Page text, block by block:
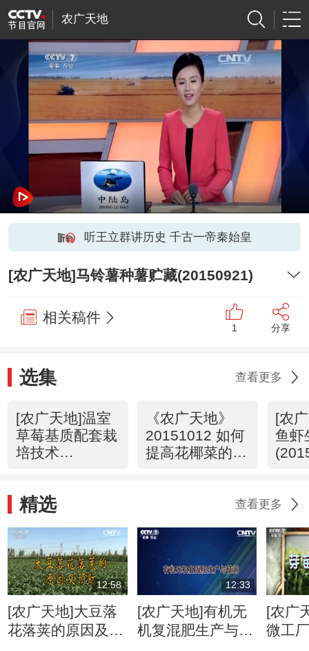
农广天地
听王立群讲历史 千古一帝秦始皇
[农广天地]马铃薯种薯贮藏(20150921)
相关稿件
1 分享
选集 查看更多
[农广天地]温室
草莓基质配套栽
培技术
《农广天地》
20151012 如何
提高花椰菜的商
[农
鱼虾
精选 查看更多
12:58
[农广天地]大豆落
花落荚的原因及预
12:33
[农广天地]有机无
机复混肥生产与使
[农广
微工